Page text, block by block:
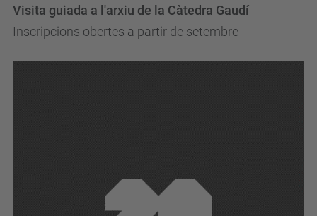
Inscripcions obertes a partir de setembre
Visita guiada a l'arxiu de la Càtedra Gaudí